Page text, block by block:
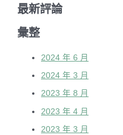
最新評論
彙整
2024 年 6 月
2024 年 3 月
2023 年 8 月
2023 年 4 月
2023 年 3 月